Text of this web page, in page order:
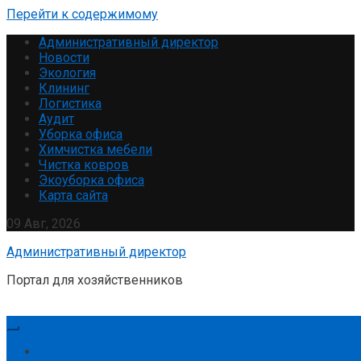
Перейти к содержимому
Административный директор
Новости
Экология
Клининг
Логистика
Аудит
Уборка офиса
Химчистка мебели
Чистка ковров
Экоуборка офиса
Карта сайта
09 Авг, 2026
Административный директор
Портал для хозяйственников